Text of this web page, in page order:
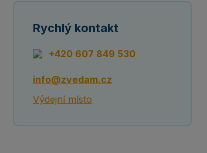
Rychlý kontakt
+420 607 849 530
info@zvedam.cz
Výdejní místo